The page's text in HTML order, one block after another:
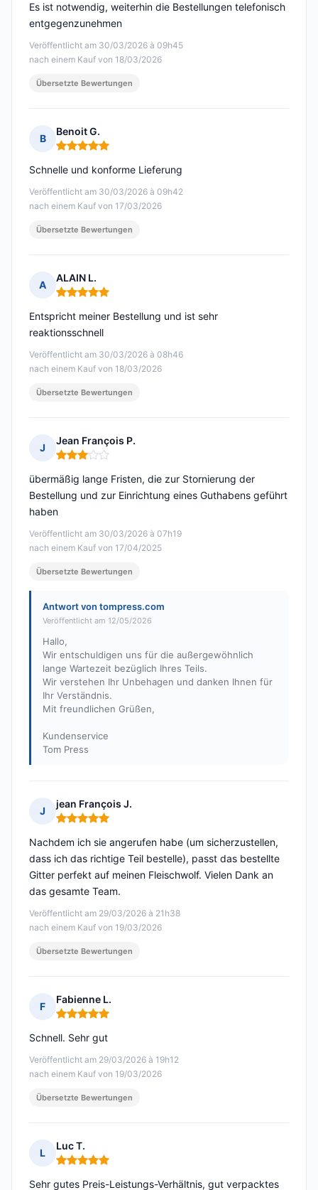
Veröffentlicht am 30/03/2026 à 09h45
nach einem Kauf von 18/03/2026
Es ist notwendig, weiterhin die Bestellungen telefonisch
entgegenzunehmen
Übersetzte Bewertungen
B
Benoit G.
Hinweis: 5 von 5
Veröffentlicht am 30/03/2026 à 09h42
nach einem Kauf von 17/03/2026
Schnelle und konforme Lieferung
Übersetzte Bewertungen
A
ALAIN L.
Hinweis: 5 von 5
Veröffentlicht am 30/03/2026 à 08h46
nach einem Kauf von 18/03/2026
Entspricht meiner Bestellung und ist sehr
reaktionsschnell
Übersetzte Bewertungen
J
Jean François P.
Hinweis: 3 von 5
Veröffentlicht am 30/03/2026 à 07h19
nach einem Kauf von 17/04/2025
übermäßig lange Fristen, die zur Stornierung der
Bestellung und zur Einrichtung eines Guthabens geführt
haben
Übersetzte Bewertungen
Antwort von tompress.com
Veröffentlicht am 12/05/2026
Hallo,
Wir entschuldigen uns für die außergewöhnlich
lange Wartezeit bezüglich Ihres Teils.
Wir verstehen Ihr Unbehagen und danken Ihnen für
Ihr Verständnis.
Mit freundlichen Grüßen,
Kundenservice
Tom Press
J
jean François J.
Hinweis: 5 von 5
Veröffentlicht am 29/03/2026 à 21h38
nach einem Kauf von 19/03/2026
Nachdem ich sie angerufen habe (um sicherzustellen,
dass ich das richtige Teil bestelle), passt das bestellte
Gitter perfekt auf meinen Fleischwolf. Vielen Dank an
das gesamte Team.
Übersetzte Bewertungen
F
Fabienne L.
Hinweis: 5 von 5
Veröffentlicht am 29/03/2026 à 19h12
nach einem Kauf von 19/03/2026
Schnell. Sehr gut
Übersetzte Bewertungen
L
Luc T.
Hinweis: 5 von 5
Sehr gutes Preis-Leistungs-Verhältnis, gut verpacktes